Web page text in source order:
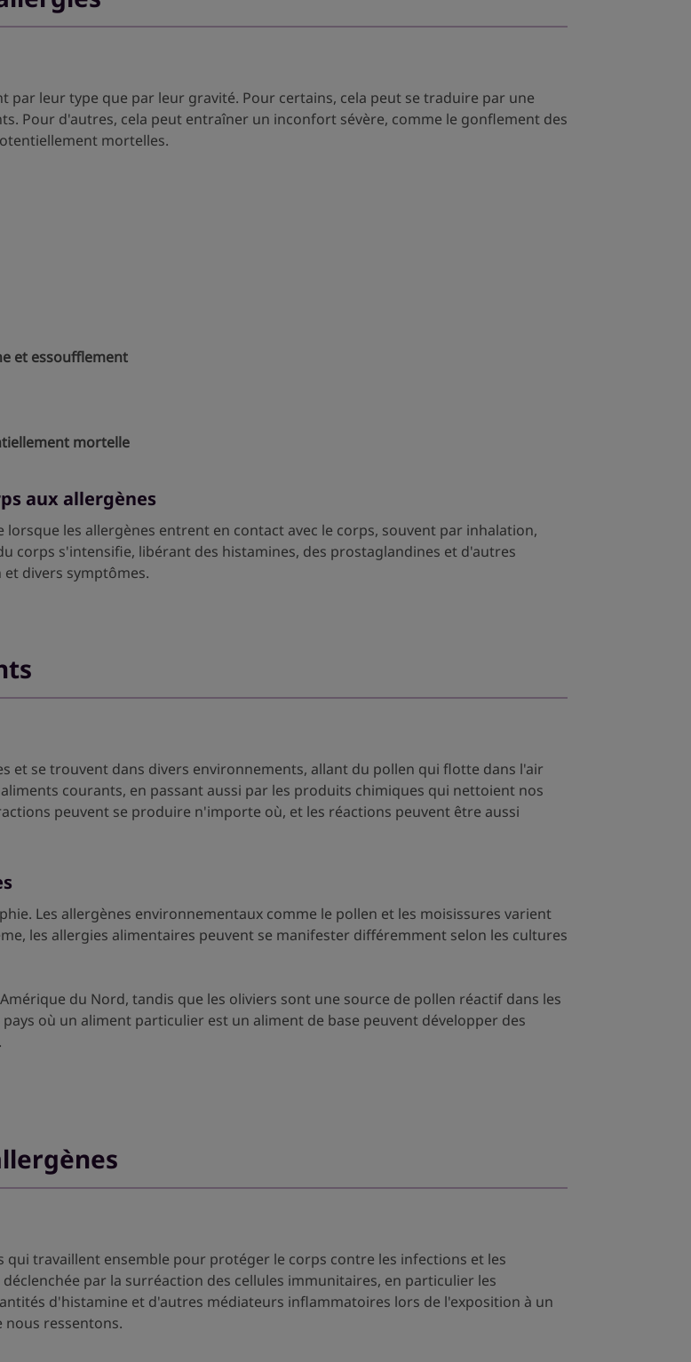
par leur type que par leur gravité. Pour certains, cela peut se traduire par une
Pour d'autres, cela peut entraîner un inconfort sévère, comme le gonflement des
mortelles.
et essoufflement
mortelle
aux allergènes
les allergènes entrent en contact avec le corps, souvent par inhalation,
corps s'intensifie, libérant des histamines, des prostaglandines et d'autres
divers symptômes.
et se trouvent dans divers environnements, allant du pollen qui flotte dans l'air
courants, en passant aussi par les produits chimiques qui nettoient nos
peuvent se produire n'importe où, et les réactions peuvent être aussi
Les allergènes environnementaux comme le pollen et les moisissures varient
les allergies alimentaires peuvent se manifester différemment selon les cultures
du Nord, tandis que les oliviers sont une source de pollen réactif dans les
où un aliment particulier est un aliment de base peuvent développer des
qui travaillent ensemble pour protéger le corps contre les infections et les
par la surréaction des cellules immunitaires, en particulier les
d'histamine et d'autres médiateurs inflammatoires lors de l'exposition à un
nous ressentons.